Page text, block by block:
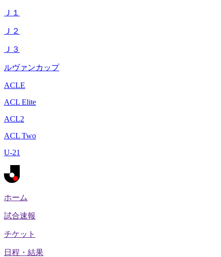
Ｊ１
Ｊ２
Ｊ３
ルヴァンカップ
ACLE
ACL Elite
ACL2
ACL Two
U-21
ホーム
試合速報
チケット
日程・結果